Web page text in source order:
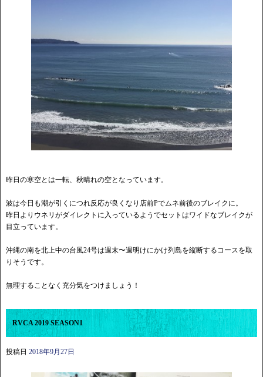
昨日の寒空とは一転、秋晴れの空となっています。
波は今日も潮が引くにつれ反応が良くなり店前Pでムネ前後のブレイクに。
昨日よりウネリがダイレクトに入っているようでセットはワイドなブレイクが
目立っています。
沖縄の南を北上中の台風24号は週末〜週明けにかけ列島を縦断するコースを取
りそうです。
無理することなく充分気をつけましょう！
RVCA 2019 SEASON1
投稿日 2018年9月27日